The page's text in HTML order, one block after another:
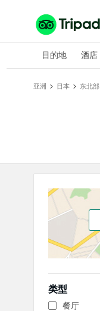
目的地 酒店
亚洲 日本 东北部
类型
餐厅